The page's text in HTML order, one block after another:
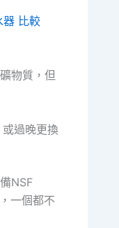
器 比較
物質，但
或過晚更換
NSF
一個都不